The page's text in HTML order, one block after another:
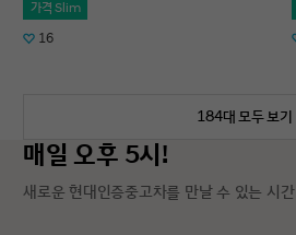
가격 Slim
16
184대 모두 보기
매일 오후 5시!
새로운 현대인증중고차를 만날 수 있는 시간